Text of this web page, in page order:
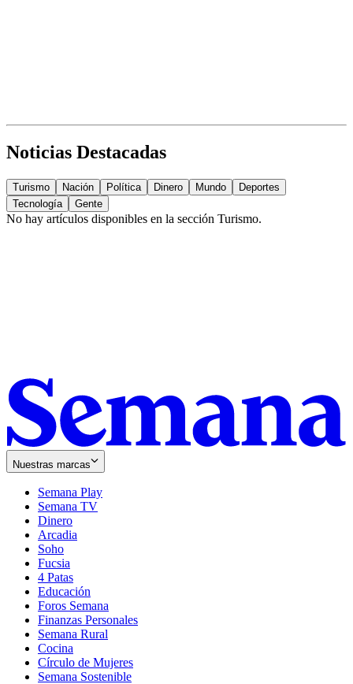
Noticias Destacadas
Turismo Nación Política Dinero Mundo
Deportes
Tecnología
Gente
No hay artículos disponibles en la sección Turismo.
Nuestras marcas
Semana Play
Semana TV
Dinero
Arcadia
Soho
in
new
window
Fucsia
in
new
window
4 Patas
Educación
Foros Semana
Finanzas Personales
Semana Rural
Cocina
Círculo de Mujeres
Semana Sostenible